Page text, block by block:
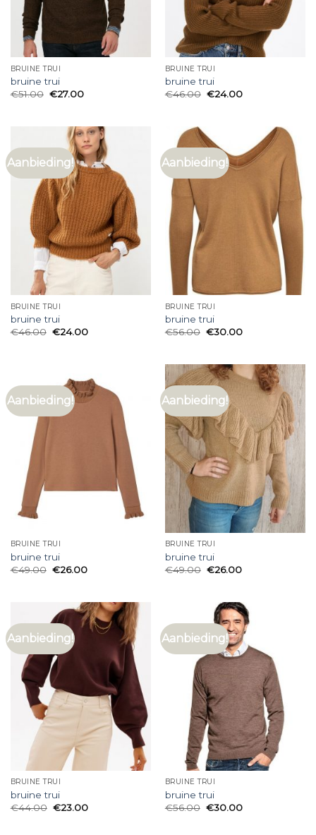
BRUINE TRUI
bruine trui
€51.00 €27.00
BRUINE TRUI
bruine trui
€46.00 €24.00
Aanbieding!
BRUINE TRUI
bruine trui
€46.00 €24.00
Aanbieding!
BRUINE TRUI
bruine trui
€56.00 €30.00
Aanbieding!
BRUINE TRUI
bruine trui
€49.00 €26.00
Aanbieding!
BRUINE TRUI
bruine trui
€49.00 €26.00
Aanbieding!
BRUINE TRUI
bruine trui
€44.00 €23.00
Aanbieding!
BRUINE TRUI
bruine trui
€56.00 €30.00